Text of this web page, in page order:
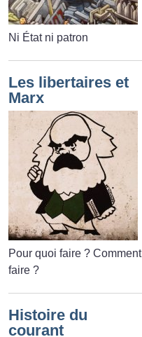
Ni État ni patron
Les libertaires et
Marx
Pour quoi faire ? Comment
faire ?
Histoire du
courant